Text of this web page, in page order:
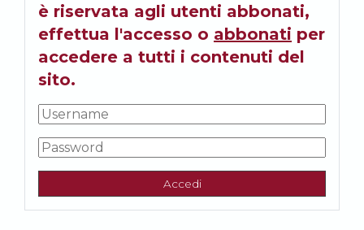
è riservata agli utenti abbonati,
effettua l'accesso o abbonati per
accedere a tutti i contenuti del
sito.
Accedi